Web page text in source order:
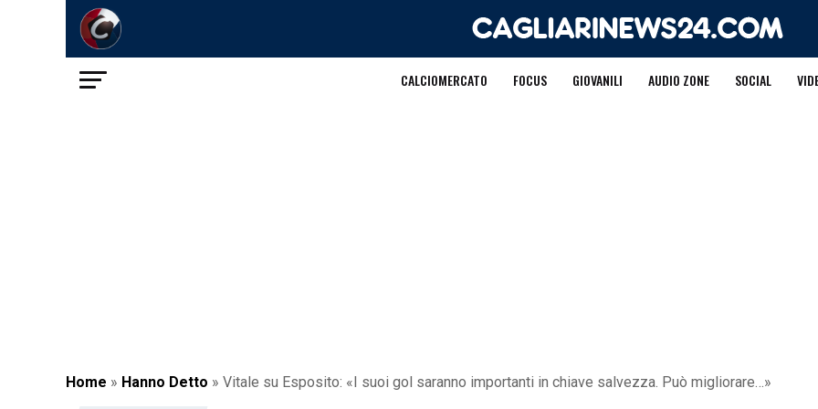
CALCIOMERCATO FOCUS GIOVANILI AUDIO ZONE SOCIAL
Home » Hanno Detto » Vitale su Esposito: «I suoi gol saranno importanti in chiave salvezza. Può migliorare…»